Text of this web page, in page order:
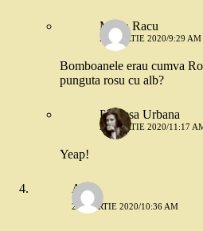
Mona Racu
25 MARTIE 2020/9:29 AM
Bomboanele erau cumva
punguta rosu cu alb?
Printesa Urbana
25 MARTIE 2020/11:17
Yeap!
Ala
24 MARTIE 2020/10:36 AM